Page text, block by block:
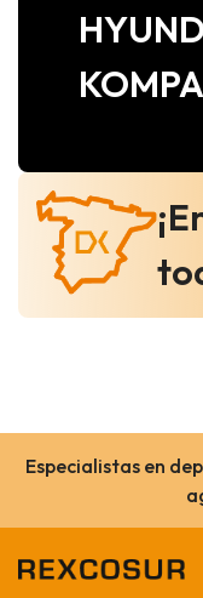
Especialistas en